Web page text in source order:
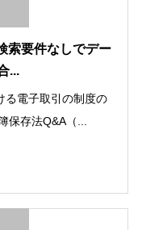
索要件なしでデー
...
る電子取引の制度の
保存法Q&A（...